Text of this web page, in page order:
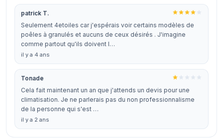
patrick T.
Seulement 4etoiles car j'espérais voir certains modèles de
poêles à granulés et aucuns de ceux désirés . J'imagine
comme partout qu'ils doivent l…
il y a 4 ans
Tonade
Cela fait maintenant un an que j'attends un devis pour une
climatisation. Je ne parlerais pas du non professionnalisme
de la personne qui s'est …
il y a 2 ans